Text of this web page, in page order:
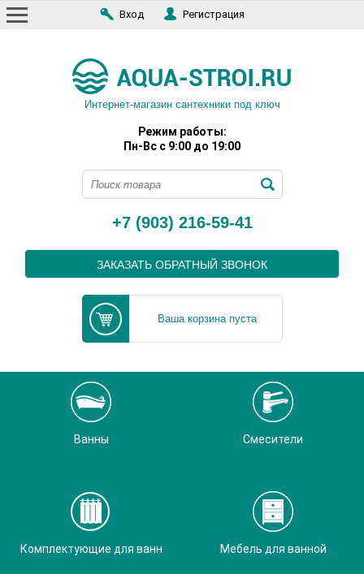
Вход Регистрация
Интернет-магазин сантехники под ключ
Режим работы:
Пн-Вс с 9:00 до 19:00
+7 (903) 216-59-41
ЗАКАЗАТЬ ОБРАТНЫЙ ЗВОНОК
Ваша корзина пуста
Ванны Смесители
Комплектующие для ванн Мебель для ванной